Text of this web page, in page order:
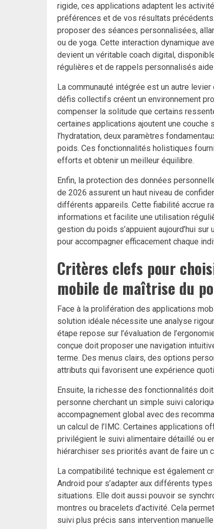
rigide, ces applications adaptent les
préférences et de vos résultats
proposer des séances personnalisées,
ou de yoga. Cette interaction dynamique
devient un véritable coach digital,
régulières et de rappels personnalisés
La communauté intégrée est un autre
défis collectifs créent un environnement
compenser la solitude que certains
certaines applications ajoutent une
l’hydratation, deux paramètres
poids. Ces fonctionnalités holistiques
efforts et obtenir un meilleur équilibre.
Enfin, la protection des données
de 2026 assurent un haut niveau de
différents appareils. Cette fiabilité accrue
informations et facilite une utilisation
gestion du poids s’appuient aujourd’hui
pour accompagner efficacement chaque
Critères clefs pour
mobile de maîtrise du
Face à la prolifération des applications
solution idéale nécessite une analyse
étape repose sur l’évaluation de
conçue doit proposer une navigation
terme. Des menus clairs, des options
attributs qui favorisent une expérience
Ensuite, la richesse des fonctionnalités
personne cherchant un simple suivi
accompagnement global avec des
un calcul de l’IMC. Certaines applications
privilégient le suivi alimentaire détaillé ou
hiérarchiser ses priorités avant de faire un
La compatibilité technique est également
Android pour s’adapter aux différents
situations. Elle doit aussi pouvoir se
montres ou bracelets d’activité. Cela
suivi plus précis sans intervention